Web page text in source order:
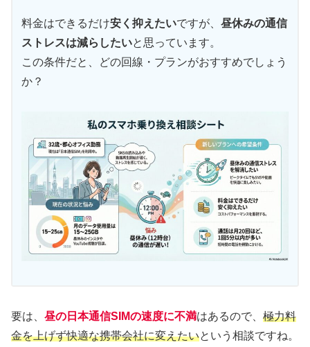
料金はできるだけ安く抑えたいですが、 昼休みの通信
ストレスは減らしたいと思っています。
この条件だと、どの回線・プランがおすすめでしょう
か？
要は、 昼の日本通信SIMの速度に不満はあるので、 極力料
金を上げず快適な携帯会社に変えたいという相談ですね。